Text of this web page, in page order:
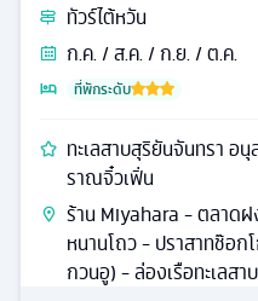
ทัวร์ไต้หวัน
ก.ค. / ส.ค. / ก.ย. / ต.ค.
ที่พักระดับ
ทะเลสาบสุริยันจันทรา อ
ราณจิ๋วเฟิ่น
ร้าน Miyahara - ตลาดฝ
หนานโถว - ปราสาทช๊อก
กวนอู) - ล่องเรือทะเลสา